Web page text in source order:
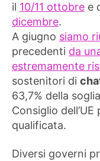
il 10/11 ottobre e
dicembre.
A giugno siamo
precedenti da
estremamente
sostenitori di
63,7% della
Consiglio
qualificata.
Diversi governi